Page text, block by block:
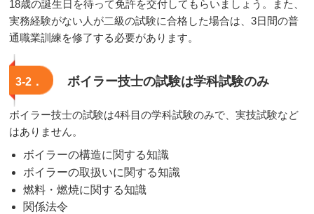
18歳の誕生日を待って免許を交付してもらいましょう。また、
実務経験がない人が二級の試験に合格した場合は、3日間の普
通職業訓練を修了する必要があります。
3-2． ボイラー技士の試験は学科試験のみ
ボイラー技士の試験は4科目の学科試験のみで、実技試験など
はありません。
ボイラーの構造に関する知識
ボイラーの取扱いに関する知識
燃料・燃焼に関する知識
関係法令